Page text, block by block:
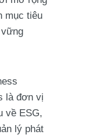
mục tiêu
là đơn vị
về ESG,
lý phát